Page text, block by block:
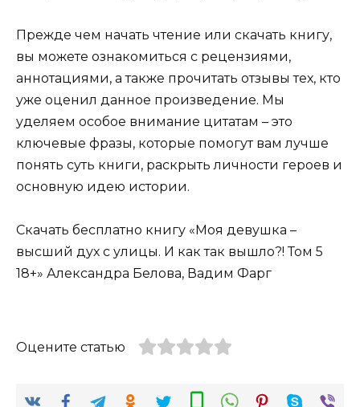
Прежде чем начать чтение или скачать книгу,
вы можете ознакомиться с рецензиями,
аннотациями, а также прочитать отзывы тех, кто
уже оценил данное произведение. Мы
уделяем особое внимание цитатам – это
ключевые фразы, которые помогут вам лучше
понять суть книги, раскрыть личности героев и
основную идею истории.
Скачать бесплатно книгу «Моя девушка –
высший дух с улицы. И как так вышло?! Том 5
18+» Александра Белова, Вадим Фарг
Оцените статью